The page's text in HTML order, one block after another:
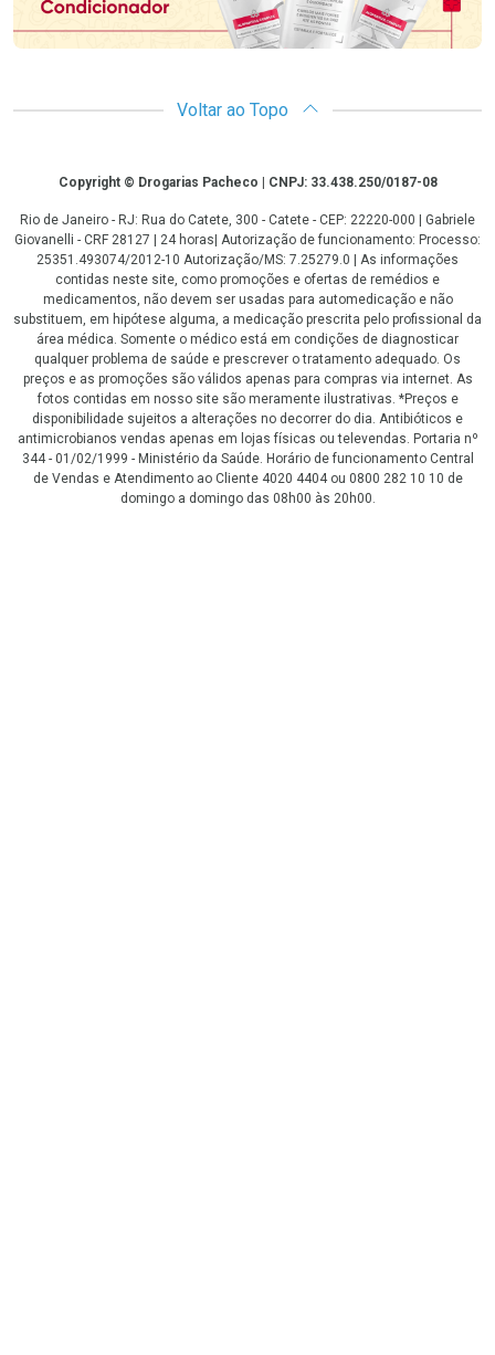
Voltar ao Topo
CopyrightCopyright © Drogarias Pacheco | CNPJ: 33.438.250/0187-08
Rio de Janeiro - RJ: Rua do Catete, 300 - Catete - CEP: 22220-000 | Gabriele
Giovanelli - CRF 28127 | 24 horas| Autorização de funcionamento: Processo:
25351.493074/2012-10 Autorização/MS: 7.25279.0 | As informações
contidas neste site, como promoções e ofertas de remédios e
medicamentos, não devem ser usadas para automedicação e não
substituem, em hipótese alguma, a medicação prescrita pelo profissional da
área médica. Somente o médico está em condições de diagnosticar
qualquer problema de saúde e prescrever o tratamento adequado. Os
preços e as promoções são válidos apenas para compras via internet. As
fotos contidas em nosso site são meramente ilustrativas. *Preços e
disponibilidade sujeitos a alterações no decorrer do dia. Antibióticos e
antimicrobianos vendas apenas em lojas físicas ou televendas. Portaria nº
344 - 01/02/1999 - Ministério da Saúde. Horário de funcionamento Central
de Vendas e Atendimento ao Cliente 4020 4404 ou 0800 282 10 10 de
domingo a domingo das 08h00 às 20h00.